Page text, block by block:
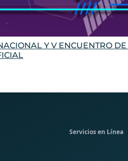
Y V ENCUENTRO
Servicios en Línea